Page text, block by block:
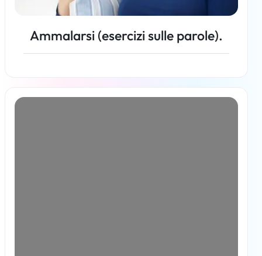
Ammalarsi (esercizi sulle parole).
Per saperne di più